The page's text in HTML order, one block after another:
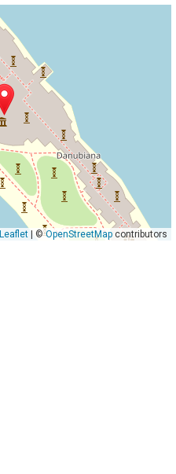
Leaflet| ©OpenStreetMapcontributors